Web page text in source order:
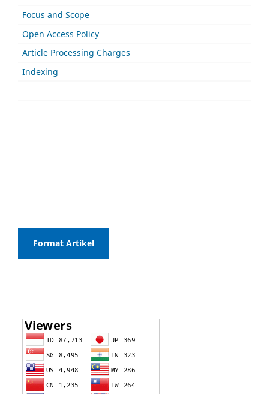
Focus and Scope
Open Access Policy
Article Processing Charges
Indexing
Format Artikel